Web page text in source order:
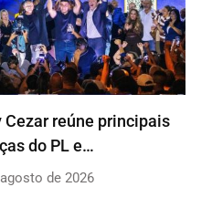
Cezar reúne principais
do PL e…
de 2026